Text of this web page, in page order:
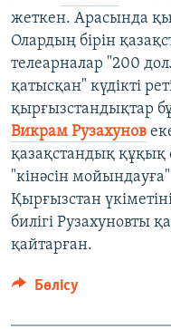
жеткен. Арасында
Олардың бірін
телеарналар "200
қатысқан" күдікті
қырғызстандықтар
Викрам Рузахунов
қазақстандық құқық
"кінәсін
Қырғызстан
билігі Рузахуновты
қайтарған.
Бөлісу